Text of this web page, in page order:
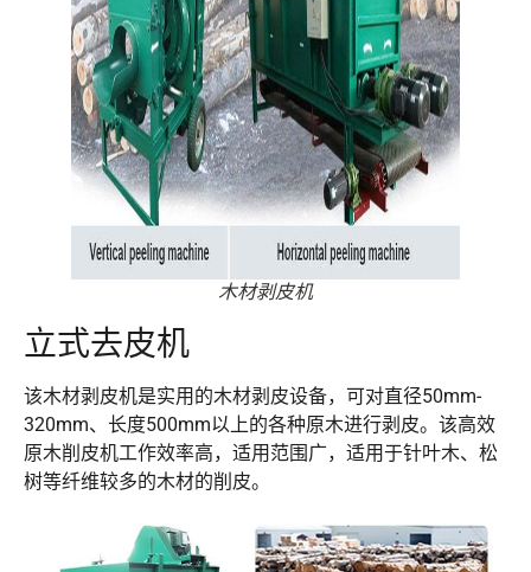
木材剥皮机
立式去皮机
该木材剥皮机是实用的木材剥皮设备，可对直径50mm-
320mm、长度500mm以上的各种原木进行剥皮。该高效
原木削皮机工作效率高，适用范围广，适用于针叶木、松
树等纤维较多的木材的削皮。